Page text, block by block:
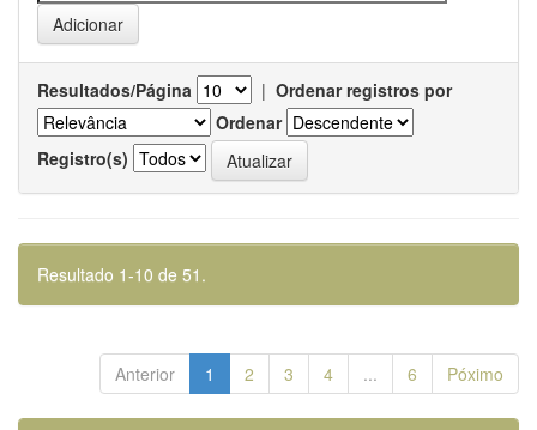
Resultados/Página | Ordenar registros por
Ordenar
Registro(s)
Resultado 1-10 de 51.
Anterior 1 2 3 4 ... 6 Póximo